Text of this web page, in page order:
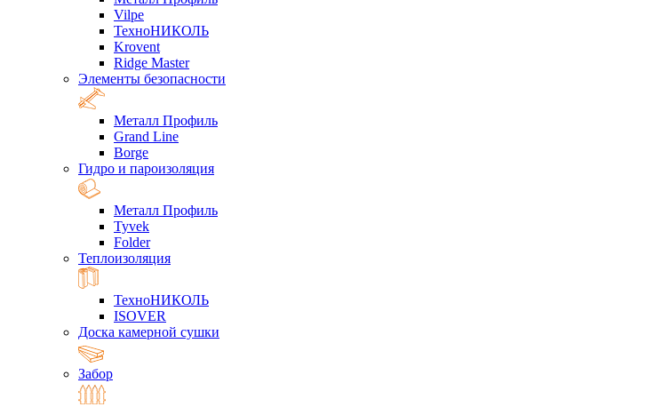
Vilpe
ТехноНИКОЛЬ
Krovent
Ridge Master
Элементы безопасности
Металл Профиль
Grand Line
Borge
Гидро и пароизоляция
Металл Профиль
Tyvek
Folder
Теплоизоляция
ТехноНИКОЛЬ
ISOVER
Доска камерной сушки
Забор